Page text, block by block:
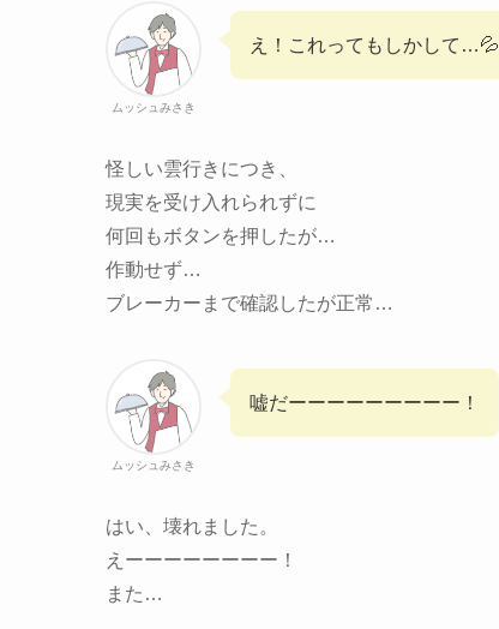
ムッシュみさき
え！これってもしかして…💦
怪しい雲行きにつき、
現実を受け入れられずに
何回もボタンを押したが…
作動せず…
ブレーカーまで確認したが正常…
ムッシュみさき
嘘だーーーーーーーーー！
はい、壊れました。
えーーーーーーーー！
また…